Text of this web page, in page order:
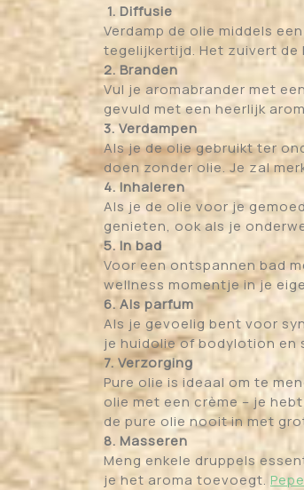
1. Diffusie
Verdamp de olie middels
tegelijkertijd. Het zuivert
2. Branden
Vul je aromabrander met
gevuld met een heerlijk
3. Verdampen
Als je de olie gebruikt ter
doen zonder olie. Je zal
4. Inhaleren
Als je de olie voor je
genieten, ook als je
5. In bad
Voor een ontspannen bad
wellness momentje in je
6. Als parfum
Als je gevoelig bent voor
je huidolie of bodylotion en
7. Verzorging
Pure olie is ideaal om te
olie met een crème – je
de pure olie nooit in met
8. Masseren
Meng enkele druppels
je het aroma toevoegt.